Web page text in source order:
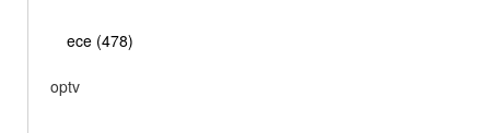
ece (478)
optv